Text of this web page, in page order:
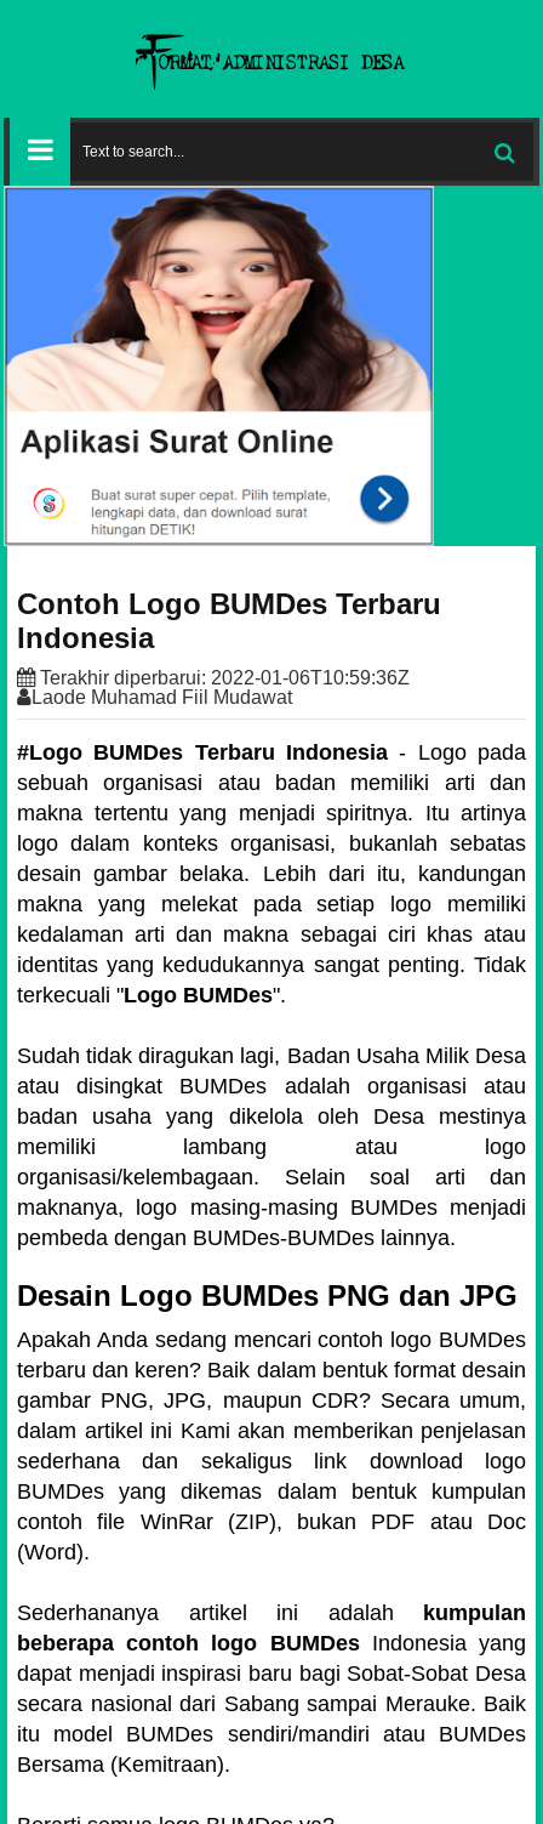
Contoh Logo BUMDes Terbaru
Indonesia
Terakhir diperbarui: 2022-01-06T10:59:36Z
Laode Muhamad Fiil Mudawat
#Logo BUMDes Terbaru Indonesia - Logo pada
sebuah organisasi atau badan memiliki arti dan
makna tertentu yang menjadi spiritnya. Itu artinya
logo dalam konteks organisasi, bukanlah sebatas
desain gambar belaka. Lebih dari itu, kandungan
makna yang melekat pada setiap logo memiliki
kedalaman arti dan makna sebagai ciri khas atau
identitas yang kedudukannya sangat penting. Tidak
terkecuali "Logo BUMDes".
Sudah tidak diragukan lagi, Badan Usaha Milik Desa
atau disingkat BUMDes adalah organisasi atau
badan usaha yang dikelola oleh Desa mestinya
memiliki lambang atau logo
organisasi/kelembagaan. Selain soal arti dan
maknanya, logo masing-masing BUMDes menjadi
pembeda dengan BUMDes-BUMDes lainnya.
Desain Logo BUMDes PNG dan JPG
Apakah Anda sedang mencari contoh logo BUMDes
terbaru dan keren? Baik dalam bentuk format desain
gambar PNG, JPG, maupun CDR? Secara umum,
dalam artikel ini Kami akan memberikan penjelasan
sederhana dan sekaligus link download logo
BUMDes yang dikemas dalam bentuk kumpulan
contoh file WinRar (ZIP), bukan PDF atau Doc
(Word).
Sederhananya artikel ini adalah
kumpulan
beberapa contoh logo BUMDesIndonesia yang
dapat menjadi inspirasi baru bagi Sobat-Sobat Desa
secara nasional dari Sabang sampai Merauke. Baik
itu model BUMDes sendiri/mandiri atau BUMDes
Bersama (Kemitraan).